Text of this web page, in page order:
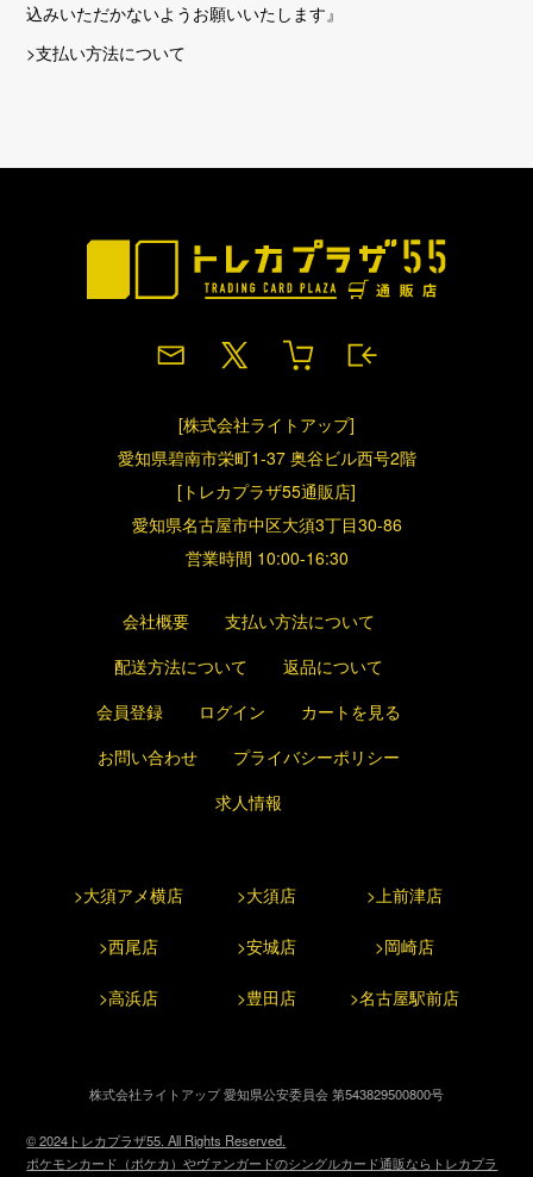
込みいただかないようお願いいたします』
>支払い方法について
[株式会社ライトアップ]
愛知県碧南市栄町1-37 奥谷ビル西号2階
[トレカプラザ55通販店]
愛知県名古屋市中区大須3丁目30-86
営業時間 10:00-16:30
会社概要
支払い方法について
配送方法について
返品について
会員登録
ログイン
カートを見る
お問い合わせ
プライバシーポリシー
求人情報
>大須アメ横店 >大須店 >上前津店
>西尾店 >安城店 >岡崎店
>高浜店 >豊田店 >名古屋駅前店
株式会社ライトアップ 愛知県公安委員会 第543829500800号
© 2024トレカプラザ55. All Rights Reserved.
ポケモンカード（ポケカ）やヴァンガードのシングルカード通販ならトレカプラ